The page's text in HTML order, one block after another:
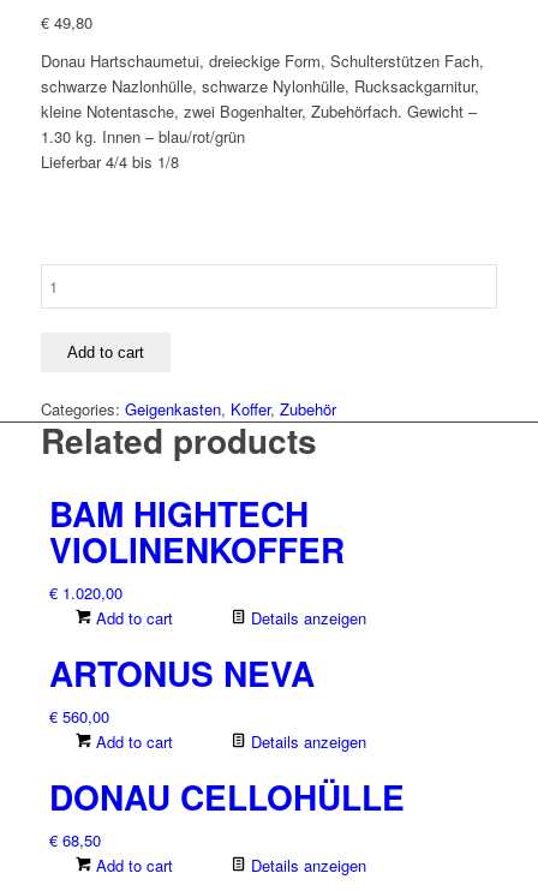
€49,80
Donau Hartschaumetui, dreieckige Form, Schulterstützen Fach,
schwarze Nazlonhülle, schwarze Nylonhülle, Rucksackgarnitur,
kleine Notentasche, zwei Bogenhalter, Zubehörfach. Gewicht –
1.30 kg. Innen – blau/rot/grün
Lieferbar 4/4 bis 1/8
Add to cart
Categories: Geigenkasten, Koffer, Zubehör
Related products
BAM HIGHTECH
VIOLINENKOFFER
€1.020,00
Add to cart
Details anzeigen
ARTONUS NEVA
€560,00
Add to cart
Details anzeigen
DONAU CELLOHÜLLE
€68,50
Add to cart
Details anzeigen